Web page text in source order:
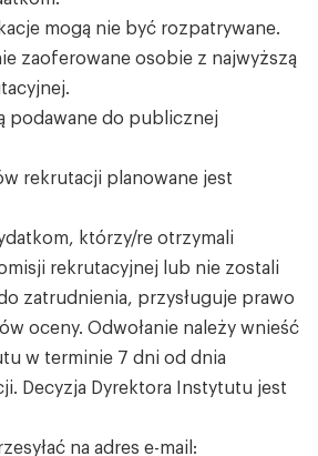
mogą nie być rozpatrywane.
zaoferowane osobie z najwyższą
podawane do publicznej
rekrutacji planowane jest
którzy/re otrzymali
rekrutacyjnej lub nie zostali
zatrudnienia, przysługuje prawo
oceny. Odwołanie należy wnieść
w terminie 7 dni od dnia
Decyzja Dyrektora Instytutu jest
na adres e-mail: